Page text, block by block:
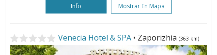
Info Mostrar En Mapa
Venecia Hotel & SPA • Zaporizhia (363 km)